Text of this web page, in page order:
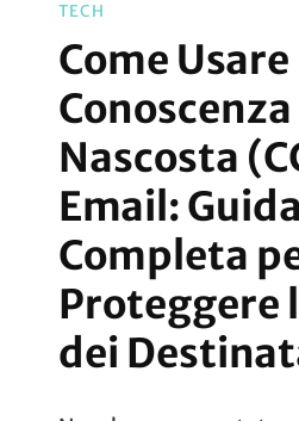
TECH
Come
Conoscenza
Nascosta
Email: Guida
Completa
Proteggere
dei